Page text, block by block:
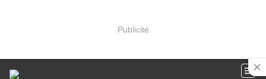
Publicité